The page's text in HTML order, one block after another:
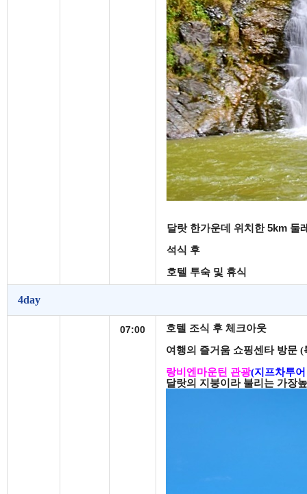
달랏 한가운데 위치한5km 둘
석식 후
호텔 투숙 및 휴식
4day
07:00
호텔 조식 후 체크아웃
여행의 즐거움 쇼핑센타 방문 (
랑비엔마운틴 관광(지프차투
달랏의 지붕이라 불리는 가장